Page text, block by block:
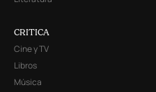
CRITICA
Cine y TV
Libros
Música